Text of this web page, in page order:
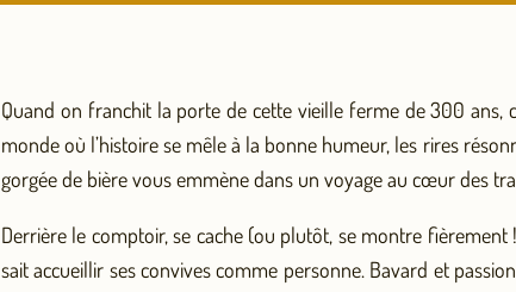
Quand on franchit la porte de cette vieille ferme de 300 ans,
monde où l’histoire se mêle à la bonne humeur, les rires
gorgée de bière vous emmène dans un voyage au cœur des
Derrière le comptoir, se cache (ou plutôt, se montre
sait accueillir ses convives comme personne. Bavard et